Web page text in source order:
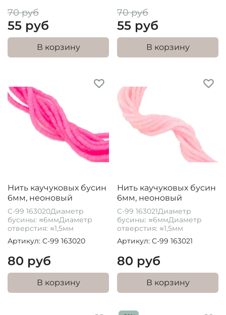
70 руб
55 руб
В корзину
70 руб
55 руб
В корзину
Нить каучуковых бусин
6мм, неоновый
C-99 163020Диаметр
бусины: ≈6ммДиаметр
отверстия: ≈1,5мм
Артикул: C-99 163020
80 руб
В корзину
Нить каучуковых бусин
6мм, неоновый
C-99 163021Диаметр
бусины: ≈6ммДиаметр
отверстия: ≈1,5мм
Артикул: C-99 163021
80 руб
В корзину